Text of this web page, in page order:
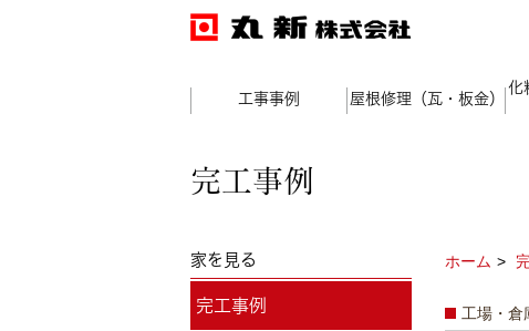
工事事例 屋根修理（瓦・板金）
化
完工事例
ホーム
工場・倉
家を見る
完工事例